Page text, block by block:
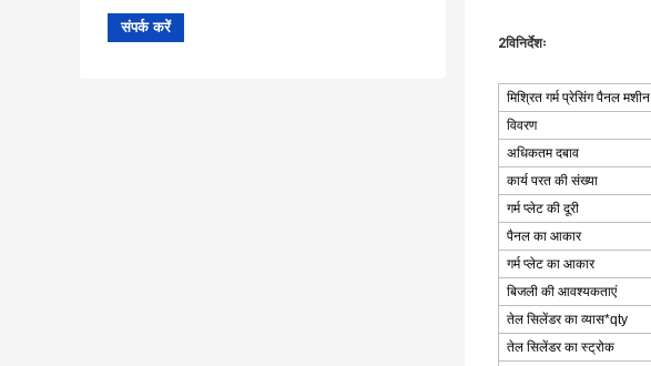
2विनिर्देशः
मिश्रित गर्म प्रेसिंग पैनल मशीन
विवरण
अधिकतम दबाव
कार्य परत की संख्या
गर्म प्लेट की दूरी
पैनल का आकार
गर्म प्लेट का आकार
बिजली की आवश्यकताएं
तेल सिलेंडर का व्यास*qty
तेल सिलेंडर का स्ट्रोक